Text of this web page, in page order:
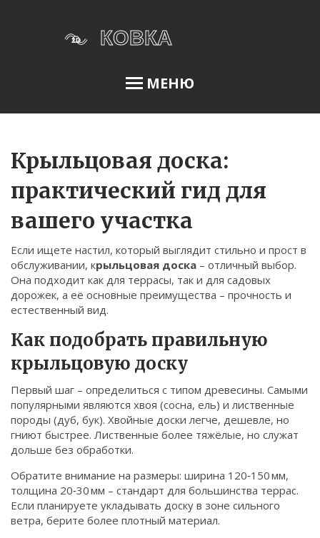
МЕНЮ
Меню
О нас
Условия использования
Политика конфиденциальности
ФЗ-152
Связаться
© 2026. Все права защищены.
Крыльцовая доска:
практический гид для
вашего участка
Если ищете настил, который выглядит стильно и прост в
обслуживании, крыльцовая доска – отличный выбор.
Она подходит как для террасы, так и для садовых
дорожек, а её основные преимущества – прочность и
естественный вид.
Как подобрать правильную
крыльцовую доску
Первый шаг – определиться с типом древесины. Самыми
популярными являются хвоя (сосна, ель) и лиственные
породы (дуб, бук). Хвойные доски легче, дешевле, но
гниют быстрее. Лиственные более тяжёлые, но служат
дольше без обработки.
Обратите внимание на размеры: ширина 120‑150 мм,
толщина 20‑30 мм – стандарт для большинства террас.
Если планируете укладывать доску в зоне сильного
ветра, берите более плотный материал.